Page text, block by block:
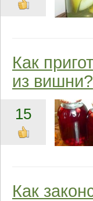
Как
из вишни?
15
Как